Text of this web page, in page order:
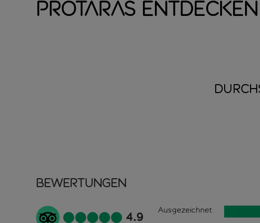
Protaras entdecken
Bewertungen
4.9 Ausgezeichnet